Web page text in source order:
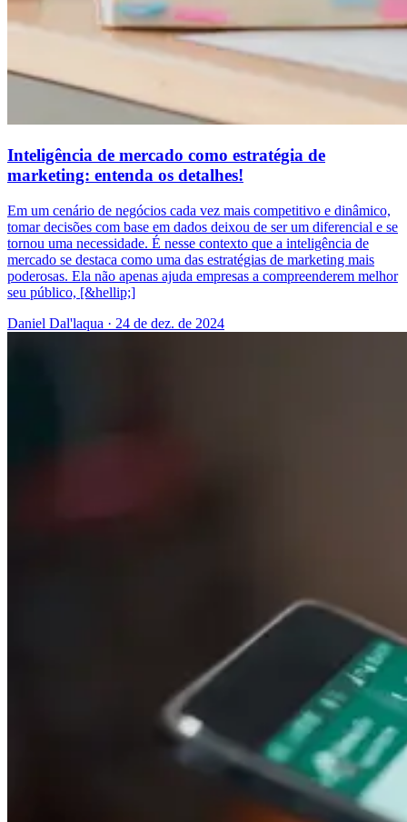
Inteligência de mercado como estratégia de
marketing: entenda os detalhes!
Em um cenário de negócios cada vez mais competitivo e dinâmico,
tomar decisões com base em dados deixou de ser um diferencial e se
tornou uma necessidade. É nesse contexto que a inteligência de
mercado se destaca como uma das estratégias de marketing mais
poderosas. Ela não apenas ajuda empresas a compreenderem melhor
seu público, [&hellip;]
Daniel Dal'laqua · 24 de dez. de 2024